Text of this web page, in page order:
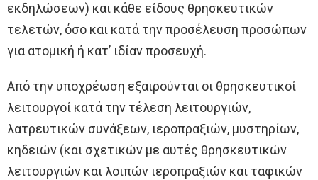
εκδηλώσεων) και κάθε είδους θρησκευτικών
τελετών, όσο και κατά την προσέλευση προσώπων
για ατομική ή κατ’ ιδίαν προσευχή.
Από την υποχρέωση εξαιρούνται οι θρησκευτικοί
λειτουργοί κατά την τέλεση λειτουργιών,
λατρευτικών συνάξεων, ιεροπραξιών, μυστηρίων,
κηδειών (και σχετικών με αυτές θρησκευτικών
λειτουργιών και λοιπών ιεροπραξιών και ταφικών